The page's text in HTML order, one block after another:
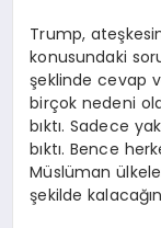
Trump,
konusundaki
şeklinde cevap
birçok nedeni
bıktı. Sadece
bıktı. Bence
Müslüman
şekilde